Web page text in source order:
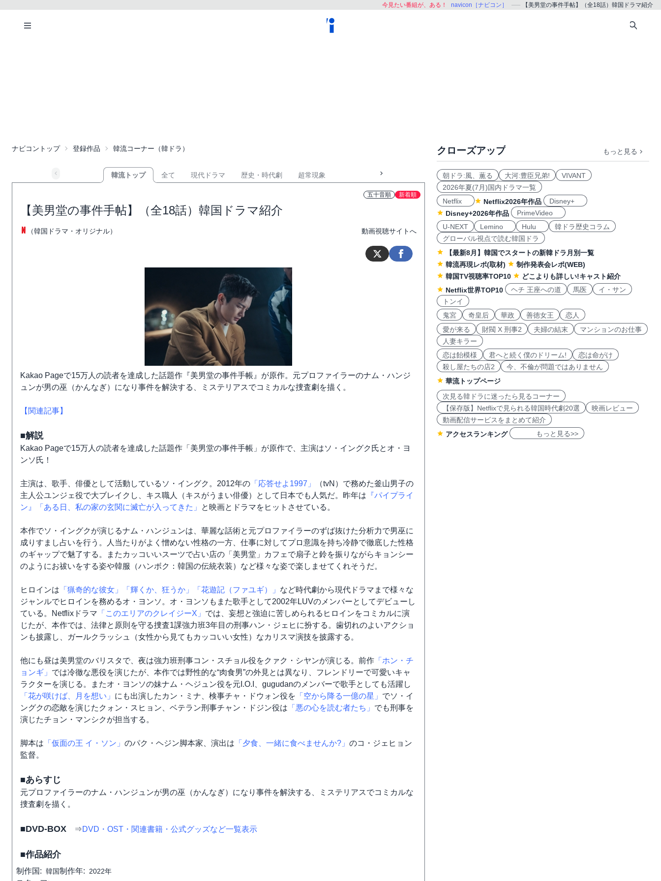
今見たい番組が、ある！ navicon［ナビコン］ 【美男堂の事件手帖】（全18話）韓国ドラマ紹介
ナビコントップ 登録作品 韓流コーナー（韓ドラ）
韓流トップ 全て 現代ドラマ 歴史・時代劇 超常現象
五十音順 新着順
【美男堂の事件手帖】（全18話）韓国ドラマ紹介
（韓国ドラマ・オリジナル） 動画視聴サイトへ
Kakao Pageで15万人の読者を達成した話題作『美男堂の事件手帳』が原作。元プロファイラーのナム・ハンジ
ュンが男の巫（かんなぎ）になり事件を解決する、ミステリアスでコミカルな捜査劇を描く。
【関連記事】
■解説
Kakao Pageで15万人の読者を達成した話題作「美男堂の事件手帳」が原作で、主演はソ・イングク氏とオ・ヨ
ンソ氏！
主演は、歌手、俳優として活動しているソ・イングク。2012年の 「応答せよ1997」
（tvN）で務めた釜山男子の
主人公ユンジェ役で大ブレイクし、キス職人（キスがうまい俳優）として日本でも人気だ。昨年は 『パイプライ
ン』
「ある日、私の家の玄関に滅亡が入ってきた」 と映画とドラマをヒットさせている。
本作でソ・イングクが演じるナム・ハンジュンは、華麗な話術と元プロファイラーのずば抜けた分析力で男巫に
成りすまし占いを行う。人当たりがよく憎めない性格の一方、仕事に対してプロ意識を持ち冷静で徹底した性格
のギャップで魅了する。またカッコいいスーツで占い店の「美男堂」カフェで扇子と鈴を振りながらキョンシー
のようにお祓いをする姿や韓服（ハンボク：韓国の伝統衣装）など様々な姿で楽しませてくれそうだ。
ヒロインは 「猟奇的な彼女」 「輝くか、狂うか」 「花遊記（ファユギ）」 など時代劇から現代ドラマまで様々な
ジャンルでヒロインを務めるオ・ヨンソ。オ・ヨンソもまた歌手として2002年LUVのメンバーとしてデビューし
ている。Netflixドラマ 「このエリアのクレイジーX」 では、妄想と強迫に苦しめられるヒロインをコミカルに演
じたが、本作では、法律と原則を守る捜査1課強力班3年目の刑事ハン・ジェヒに扮する。歯切れのよいアクショ
ンも披露し、ガールクラッシュ（女性から見てもカッコいい女性）なカリスマ演技を披露する。
他にも昼は美男堂のバリスタで、夜は強力班刑事コン・スチョル役をクァク・シヤンが演じる。前作 「ホン・チ
ョンギ」 では冷徹な悪役を演じたが、本作では野性的な“肉食男”の外見とは異なり、フレンドリーで可愛いキャ
ラクターを演じる。またオ・ヨンソの妹ナム・ヘジュン役を元I.O.I、gugudanのメンバーで歌手としても活躍し
「花が咲けば、月を想い」 にも出演したカン・ミナ、検事チャ・ドウォン役を 「空から降る一億の星」 でソ・イ
ングクの恋敵を演じたクォン・スヒョン、ベテラン刑事チャン・ドジン役は 「悪の心を読む者たち」 でも刑事を
演じたチョン・マンシクが担当する。
脚本は 「仮面の王 イ・ソン」 のパク・ヘジン脚本家、演出は 「夕食、一緒に食べませんか?」 のコ・ジェヒョン
監督。
■あらすじ
元プロファイラーのナム・ハンジュンが男の巫（かんなぎ）になり事件を解決する、ミステリアスでコミカルな
捜査劇を描く。
■DVD-BOX ⇒DVD・OST・関連書籍・公式グッズなど一覧表示
■作品紹介
制作国: 韓国制作年: 2022年
クローズアップ もっと見る
朝ドラ:風、薫る 大河:豊臣兄弟!
VIVANT
2026年夏(7月)国内ドラマ一覧
Netflix
Netflix2026年作品
Disney+
Disney+2026年作品
PrimeVideo
U-NEXT
Lemino Hulu
韓ドラ歴史コラム
グローバル視点で読む韓国ドラ
【最新8月】韓国でスタートの新韓ドラ月別一覧
韓流再現レポ(取材)
制作発表会レポ(WEB)
韓国TV視聴率TOP10
どこよりも詳しい!キャスト紹介
Netflix世界TOP10
ヘチ 王座への道 馬医
イ・サン
トンイ
鬼宮
奇皇后 華政 善徳女王
恋人
愛が来る
財閥 X 刑事2 夫婦の結末
マンションのお仕事
人妻キラー
恋は飴模様
君へと続く僕のドリーム!
恋は命がけ
殺し屋たちの店2
今、不倫が問題ではありません
華流トップページ
次見る韓ドラに迷ったら見るコーナー
【保存版】Netflixで見られる韓国時代劇20選
映画レビュー
動画配信サービスをまとめて紹介
アクセスランキング
もっと見る>>